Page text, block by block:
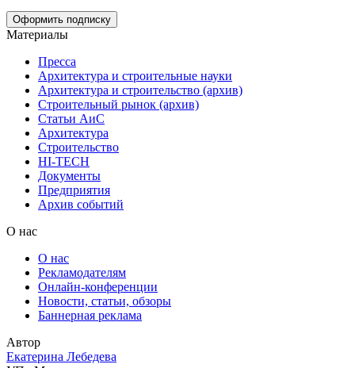
Материалы
Пресса
Архитектура и строительные науки
Архитектура и строительство (архив)
Строительный рынок (архив)
Статьи АиС
Архитектура
Строительство
HI-TECH
Документы
Предприятия
Архив событий
О нас
О нас
Рекламодателям
Онлайн-конференции
Новости, статьи, обзоры
Баннерная реклама
Автор
Екатерина Лебедева